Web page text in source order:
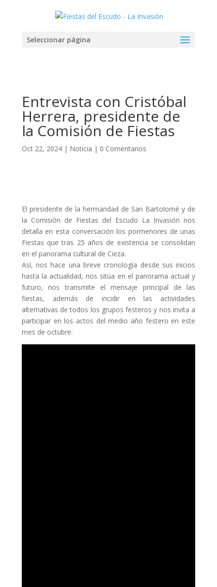
Seleccionar página
Entrevista con Cristóbal
Herrera, presidente de
la Comisión de Fiestas
Oct 22, 2024| Noticia | 0 Comentarios
El presidente de la hermandad de San Bartolomé y de
la Comisión de Fiestas del Escudo La Invasión nos
detalla en esta conversación los pormenores de unas
Fiestas que tras 25 años de existencia se consolidan
en el panorama cultural de Cieza.
Así, nos hace una breve cronología desde sus inicios
hasta la actualidad, nos sitúa en el panorama actual y
futuro, nos transmite el mensaje principal de las
fiestas, además de incidir en las actividades
alternativas de todos los grupos festeros y nos invita a
participar en los actos del medio año festero en este
mes de octubre.